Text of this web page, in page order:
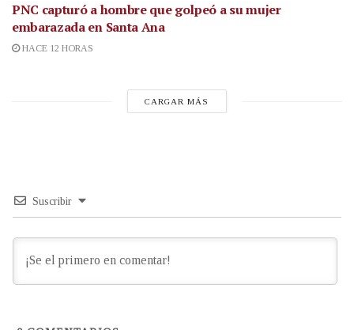
PNC capturó a hombre que golpeó a su mujer
embarazada en Santa Ana
HACE 12 HORAS
CARGAR MÁS
Suscribir